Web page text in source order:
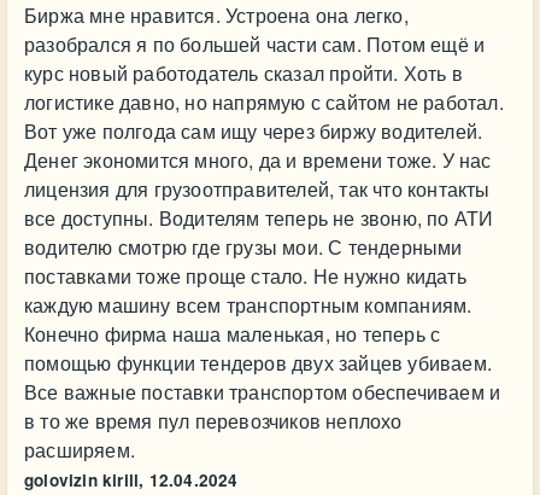
Биржа мне нравится. Устроена она легко,
разобрался я по большей части сам. Потом ещё и
курс новый работодатель сказал пройти. Хоть в
логистике давно, но напрямую с сайтом не работал.
Вот уже полгода сам ищу через биржу водителей.
Денег экономится много, да и времени тоже. У нас
лицензия для грузоотправителей, так что контакты
все доступны. Водителям теперь не звоню, по АТИ
водителю смотрю где грузы мои. С тендерными
поставками тоже проще стало. Не нужно кидать
каждую машину всем транспортным компаниям.
Конечно фирма наша маленькая, но теперь с
помощью функции тендеров двух зайцев убиваем.
Все важные поставки транспортом обеспечиваем и
в то же время пул перевозчиков неплохо
расширяем.
golovizin kirill, 12.04.2024